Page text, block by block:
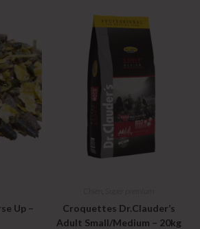
Up –
Croquettes Dr.Clauder’s
Adult Small/Medium – 20kg